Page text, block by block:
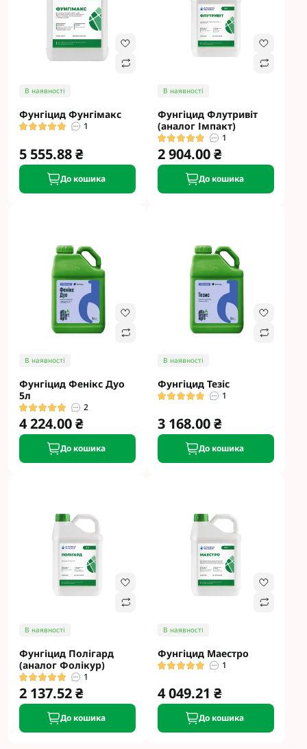
В наявності
Фунгіцид Фунгімакс
1
5 555.88 ₴
До кошика
В наявності
Фунгіцид Флутривіт
(аналог Імпакт)
1
2 904.00 ₴
До кошика
В наявності
Фунгіцид Фенікс Дуо
5л
2
4 224.00 ₴
До кошика
В наявності
Фунгіцид Тезіс
1
3 168.00 ₴
До кошика
В наявності
Фунгіцид Полігард
(аналог Фолікур)
1
2 137.52 ₴
До кошика
В наявності
Фунгіцид Маестро
1
4 049.21 ₴
До кошика